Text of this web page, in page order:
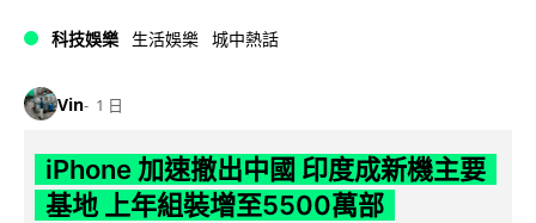
科技娛樂 生活娛樂 城中熱話
Vin 1 日
iPhone 加速撤出中國 印度成新機主要
基地 上年組裝增至5500萬部